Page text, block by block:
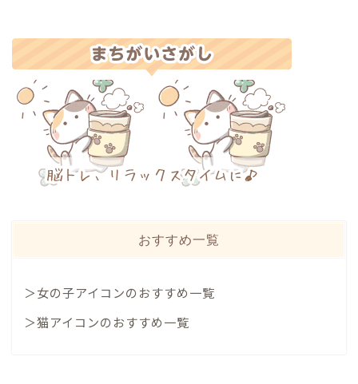
おすすめ一覧
＞女の子アイコンのおすすめ一覧
＞猫アイコンのおすすめ一覧